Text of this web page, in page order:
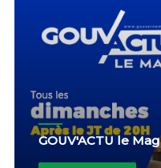
GOUV'ACTU le Mag